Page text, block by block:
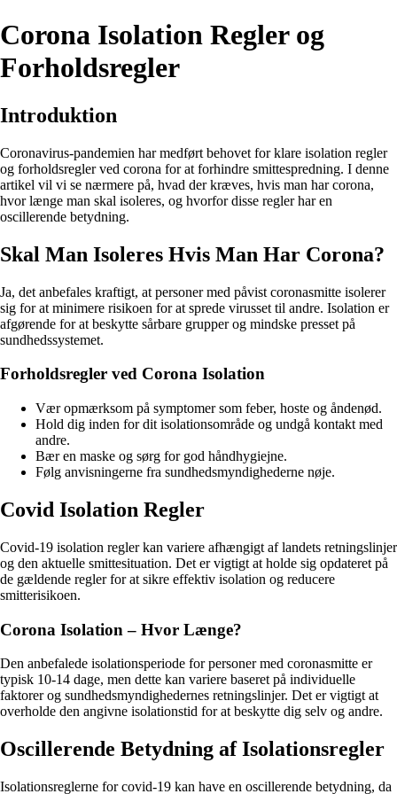
Corona Isolation Regler og
Forholdsregler
Introduktion
Coronavirus-pandemien har medført behovet for klare isolation regler
og forholdsregler ved corona for at forhindre smittespredning. I denne
artikel vil vi se nærmere på, hvad der kræves, hvis man har corona,
hvor længe man skal isoleres, og hvorfor disse regler har en
oscillerende betydning.
Skal Man Isoleres Hvis Man Har Corona?
Ja, det anbefales kraftigt, at personer med påvist coronasmitte isolerer
sig for at minimere risikoen for at sprede virusset til andre. Isolation er
afgørende for at beskytte sårbare grupper og mindske presset på
sundhedssystemet.
Forholdsregler ved Corona Isolation
Vær opmærksom på symptomer som feber, hoste og åndenød.
Hold dig inden for dit isolationsområde og undgå kontakt med
andre.
Bær en maske og sørg for god håndhygiejne.
Følg anvisningerne fra sundhedsmyndighederne nøje.
Covid Isolation Regler
Covid-19 isolation regler kan variere afhængigt af landets retningslinjer
og den aktuelle smittesituation. Det er vigtigt at holde sig opdateret på
de gældende regler for at sikre effektiv isolation og reducere
smitterisikoen.
Corona Isolation – Hvor Længe?
Den anbefalede isolationsperiode for personer med coronasmitte er
typisk 10-14 dage, men dette kan variere baseret på individuelle
faktorer og sundhedsmyndighedernes retningslinjer. Det er vigtigt at
overholde den angivne isolationstid for at beskytte dig selv og andre.
Oscillerende Betydning af Isolationsregler
Isolationsreglerne for covid-19 kan have en oscillerende betydning, da